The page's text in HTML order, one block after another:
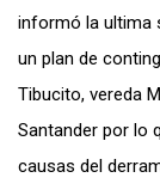
informó la ultima
un plan de
Tibucito, vereda
Santander por lo
causas del